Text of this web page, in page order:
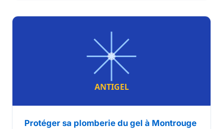
Protéger sa plomberie du gel à Montrouge